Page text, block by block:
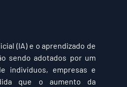
(IA) e o aprendizado de
sendo adotados por um
indivíduos, empresas e
que o aumento da